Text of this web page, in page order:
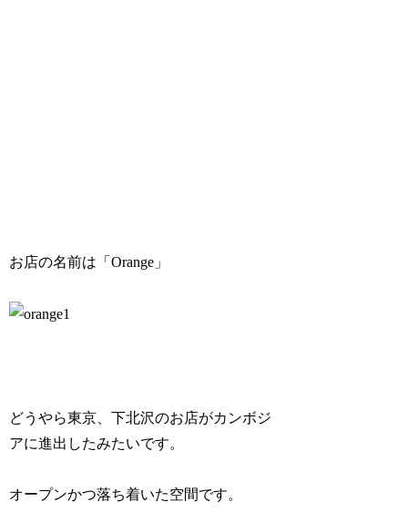
お店の名前は「Orange」
どうやら東京、下北沢のお店がカンボジ
アに進出したみたいです。
オープンかつ落ち着いた空間です。